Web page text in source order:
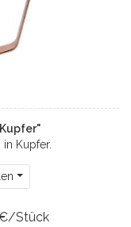
in Kupfer.
€/Stück